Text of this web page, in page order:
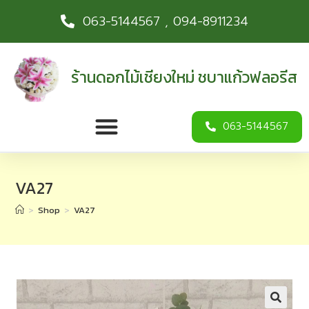
063-5144567 , 094-8911234
ร้านดอกไม้เชียงใหม่ ชบาแก้วฟลอรีส
063-5144567
VA27
> Shop > VA27